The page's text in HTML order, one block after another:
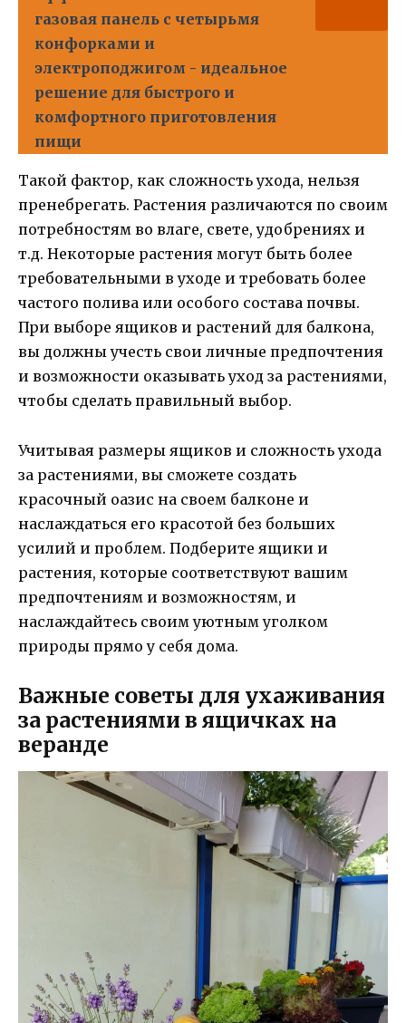
газовая панель с четырьмя
конфорками и
электроподжигом - идеальное
решение для быстрого и
комфортного приготовления
пищи
Такой фактор, как сложность ухода, нельзя
пренебрегать. Растения различаются по своим
потребностям во влаге, свете, удобрениях и
т.д. Некоторые растения могут быть более
требовательными в уходе и требовать более
частого полива или особого состава почвы.
При выборе ящиков и растений для балкона,
вы должны учесть свои личные предпочтения
и возможности оказывать уход за растениями,
чтобы сделать правильный выбор.
Учитывая размеры ящиков и сложность ухода
за растениями, вы сможете создать
красочный оазис на своем балконе и
наслаждаться его красотой без больших
усилий и проблем. Подберите ящики и
растения, которые соответствуют вашим
предпочтениям и возможностям, и
наслаждайтесь своим уютным уголком
природы прямо у себя дома.
Важные советы для ухаживания
за растениями в ящичках на
веранде